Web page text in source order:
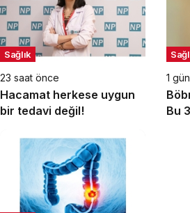
Sağlık
23 saat önce
Hacamat herkese uygun
bir tedavi değil!
1
Bu